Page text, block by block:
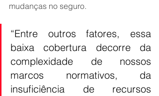
mudanças no seguro.
“Entre outros fatores, essa
baixa cobertura decorre da
complexidade de nossos
marcos normativos, da
insuficiência de recursos